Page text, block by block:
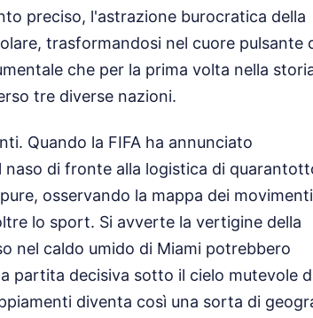
preciso, l'astrazione burocratica della
trasformandosi nel cuore pulsante
che per la prima volta nella
tre diverse nazioni.
Quando la FIFA ha annunciato
di fronte alla logistica di
osservando la mappa dei
lo sport. Si avverte la vertigine della
nel caldo umido di Miami potrebbero
partita decisiva sotto il cielo mutevole
diventa così una sorta di